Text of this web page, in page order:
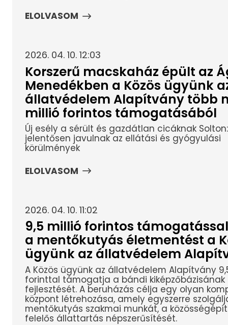
ELOLVASOM
2026. 04. 10. 12:03
Korszerű macskaház épült az
Menedékben a Közös ügyünk
állatvédelem Alapítvány több
millió forintos támogatásából
Új esély a sérült és gazdátlan cicáknak Solton:
jelentősen javulnak az ellátási és gyógyulási
körülmények
ELOLVASOM
2026. 04. 10. 11:02
9,5 millió forintos
a mentőkutyás életmentést a
ügyünk az állatvédelem
A Közös ügyünk az állatvédelem Alapítvány
forinttal támogatja a bándi kiképzőbázisának
fejlesztését. A beruházás célja egy olyan
központ létrehozása, amely egyszerre
mentőkutyás szakmai munkát, a
felelős állattartás népszerűsítését.